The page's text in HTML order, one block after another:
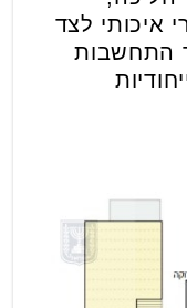
איכותי לצד
התחשבות